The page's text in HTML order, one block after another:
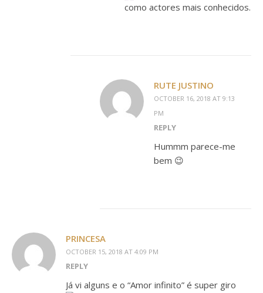
como actores mais conhecidos.
RUTE JUSTINO
OCTOBER 16, 2018 AT 9:13
PM
REPLY
Hummm parece-me
bem 😉
PRINCESA
OCTOBER 15, 2018 AT 4:09 PM
REPLY
Já vi alguns e o “Amor infinito” é super giro